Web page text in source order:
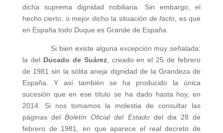
dicha suprema dignidad nobiliaria. Sin embargo, el
hecho cierto, o mejor dicho la situación de facto , es que
en España todo Duque es Grande de España.
Si bien existe alguna excepción muy señalada:
la del Ducado de Suárez, creado en el 25 de febrero
de 1981 sin la sólita aneja dignidad de la Grandeza de
España. Y así también se ha producido la única
sucesión que en ese título se ha dado hasta hoy, en
2014. Si nos tomamos la molestia de consultar las
páginas delBoletín Oficial del Estado del dia 28 de
febrero de 1981, en que aparece el real decreto de